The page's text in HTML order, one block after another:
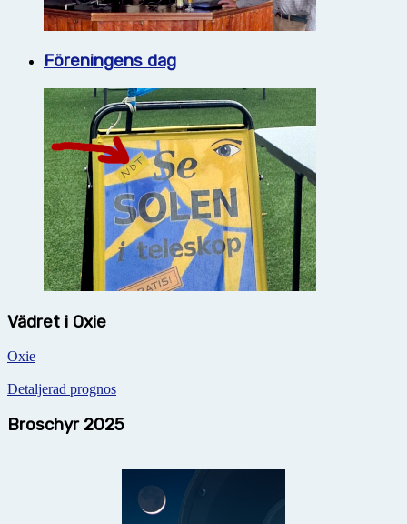
Föreningens dag
Vädret i Oxie
Oxie
Detaljerad prognos
Broschyr 2025